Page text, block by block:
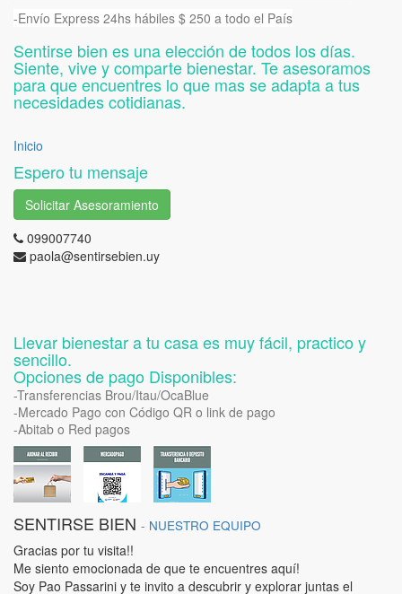
-Envío Express 24hs hábiles $ 250 a todo el País
Sentirse bien es una elección de todos los días.
Siente, vive y comparte bienestar. Te asesoramos
para que encuentres lo que mas se adapta a tus
necesidades cotidianas.
Inicio
Espero tu mensaje
Solicitar Asesoramiento
099007740
paola@sentirsebien.uy
Llevar bienestar a tu casa es muy fácil, practico y
sencillo.
Opciones de pago Disponibles:
-Transferencias Brou/Itau/OcaBlue
-Mercado Pago con Código QR o link de pago
-Abitab o Red pagos
SENTIRSE BIEN - NUESTRO EQUIPO
Gracias por tu visita!!
Me siento emocionada de que te encuentres aquí!
Soy Pao Passarini y te invito a descubrir y explorar juntas el